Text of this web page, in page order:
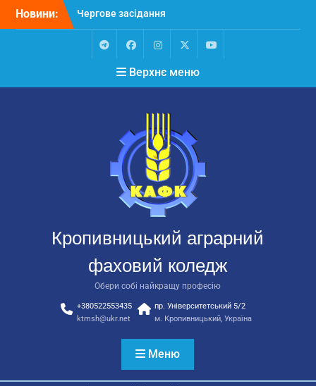
Новини:
Чергове засідання
стипендіальної комісії:
основні рішення
Небезпечні розваги
можуть коштувати життя
Крок до сучасної
Щасливої дороги,
випускники!
ВСТУП-2026
TelegramFacebookInstagram Youtube
Верхнє меню
Кропивницький аграрний
фаховий коледж
Обери собі найкращу професію
+380522553435
ktmsh@ukr.net
пр. Університетський 5/2
м. Кропивницький, Україна
Меню